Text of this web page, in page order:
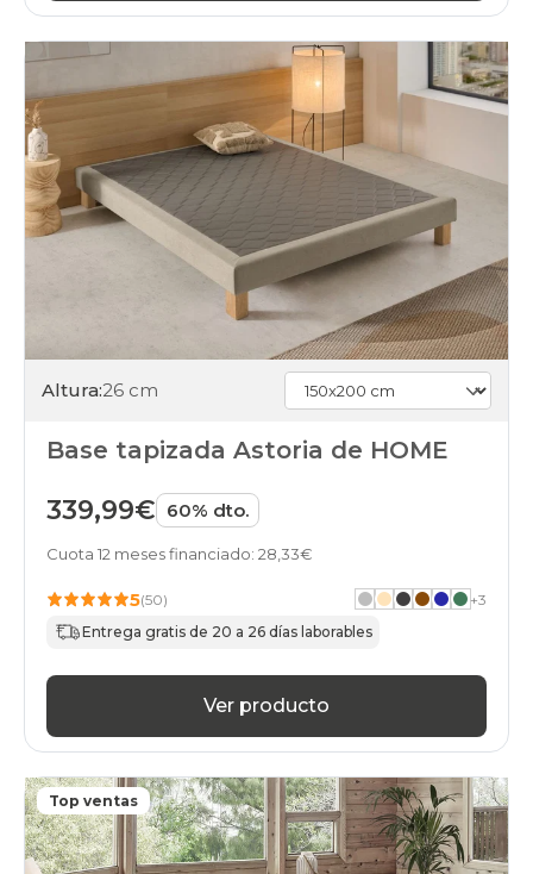
150x200cm
verde
somieres-
bases
150x200cm
negro
somieres-
bases
150x200cm
amarillo
somieres-
bases
150x200cm
rosa
somieres-
bases
150x200cm
blanco
bases
150x200cm
bases
somieres-
somieres-
bases
150x200cm
gama-
basic
somieres-
bases
Altura:26 cm
Base tapizada Astoria de HOME
339,99€ 60% dto.
Cuota 12 meses financiado: 28,33€
5(50) +3
Entrega gratis de 20 a 26 días laborables
Ver producto
Top ventas